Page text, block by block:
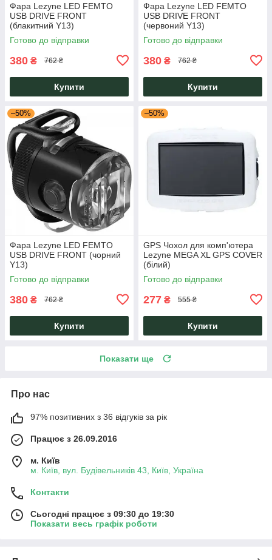
Фара Lezyne LED FEMTO
USB DRIVE FRONT
(блакитний Y13)
Готово до відправки
380 ₴ 762 ₴
Купити
Фара Lezyne LED FEMTO
USB DRIVE FRONT
(червоний Y13)
Готово до відправки
380 ₴ 762 ₴
Купити
–50%
Фара Lezyne LED FEMTO
USB DRIVE FRONT (чорний
Y13)
Готово до відправки
380 ₴ 762 ₴
Купити
–50%
GPS Чохол для комп'ютера
Lezyne MEGA XL GPS COVER
(білий)
Готово до відправки
277 ₴ 555 ₴
Купити
Показати ще
Про нас
97% позитивних з 36 відгуків за рік
Працює з 26.09.2016
м. Київ
м. Київ, вул. Будівельників 43, Київ, Україна
Контакти
Сьогодні працює з 09:30 до 19:30
Показати весь графік роботи